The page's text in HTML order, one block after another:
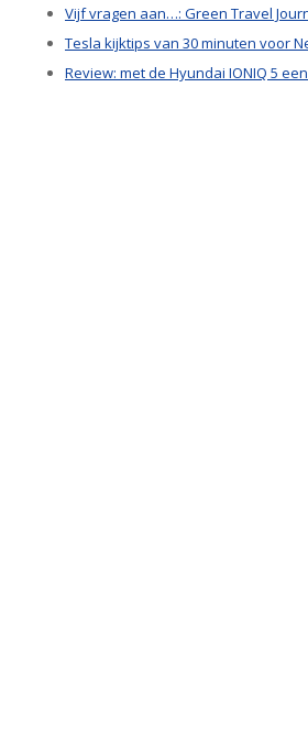
Vijf vragen aan…: Green Travel
Tesla kijktips van 30 minuten voor
Review: met de Hyundai IONIQ 5